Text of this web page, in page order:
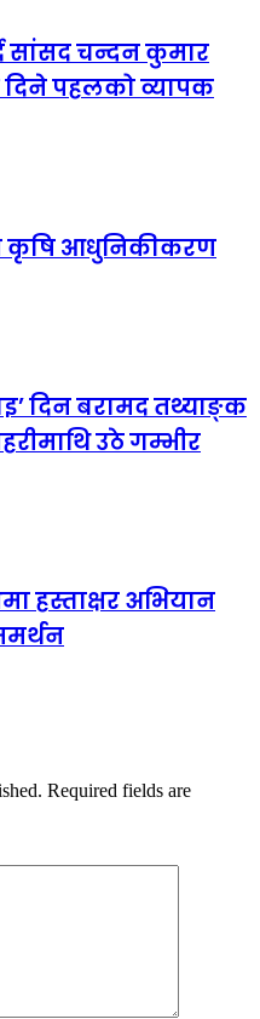
सांसद चन्दन कुमार
दिने पहलको व्यापक
कृषि आधुनिकीकरण
दिन बरामद तथ्याङ्क
उठे गम्भीर
हस्ताक्षर अभियान
Required fields are